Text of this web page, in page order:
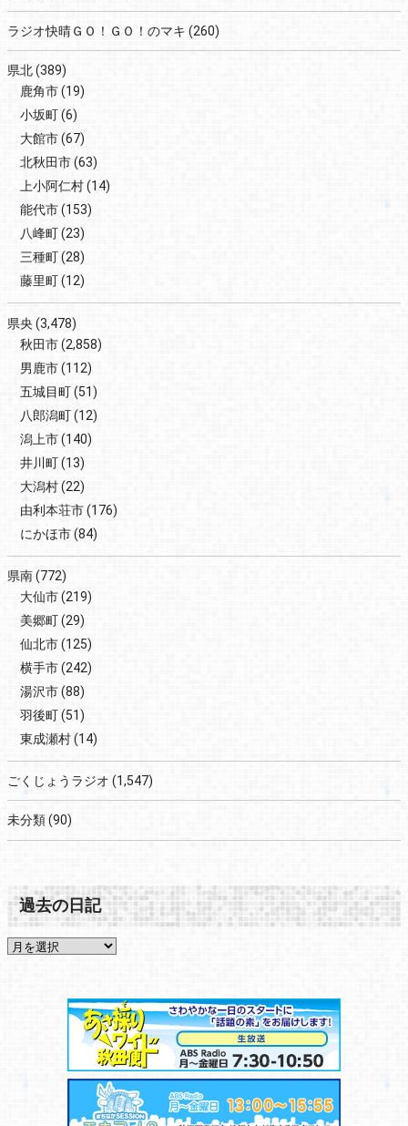
ラジオ快晴ＧＯ！ＧＯ！のマキ (260)
県北(389)
鹿角市(19)
小坂町(6)
大館市(67)
北秋田市(63)
上小阿仁村(14)
能代市(153)
八峰町(23)
三種町(28)
藤里町(12)
県央(3,478)
秋田市(2,858)
男鹿市(112)
五城目町(51)
八郎潟町(12)
潟上市(140)
井川町(13)
大潟村(22)
由利本荘市(176)
にかほ市(84)
県南(772)
大仙市(219)
美郷町(29)
仙北市(125)
横手市(242)
湯沢市(88)
羽後町(51)
東成瀬村(14)
ごくじょうラジオ (1,547)
未分類(90)
過去の日記